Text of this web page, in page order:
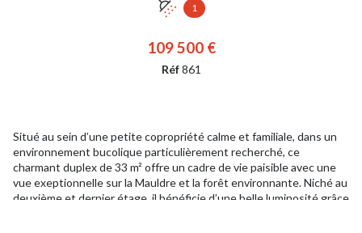
1
109 500 €
Réf861
Situé au sein d’une petite copropriété calme et familiale, dans un
environnement bucolique particulièrement recherché, ce
charmant duplex de 33 m² offre un cadre de vie paisible avec une
vue exeptionnelle sur la Mauldre et la forêt environnante. Niché au
deuxième et dernier étage, il bénéficie d’une belle luminosité grâce